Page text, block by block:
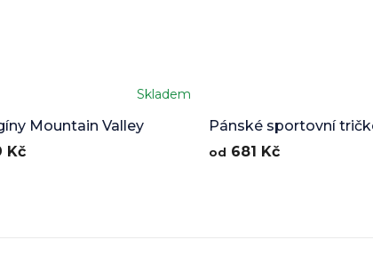
Mountain Valley
Skladem
Kč
Pánské sportovní
Mountain Valley
od 681 Kč